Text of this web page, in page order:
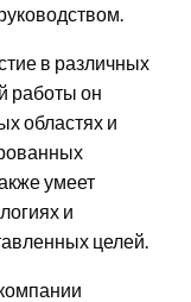
в различных
работы он
областях и
умеет
и
целей.